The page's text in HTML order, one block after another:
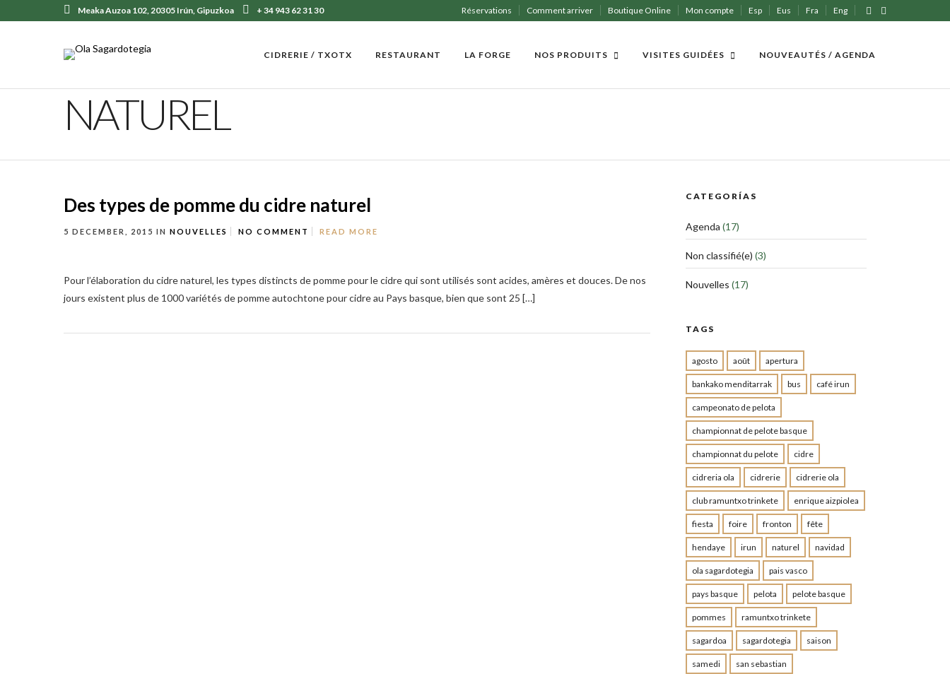
Réservations Comment arriver Boutique Online Mon compte Esp Eus Fra Eng
Meaka Auzoa 102, 20305 Irún, Gipuzkoa + 34 943 62 31 30
CIDRERIE / TXOTX RESTAURANT LA FORGE NOS PRODUITS VISITES GUIDÉES NOUVEAUTÉS / AGENDA
NATUREL
Des types de pomme du cidre naturel
5 DECEMBER, 2015 IN NOUVELLES NO COMMENT READ MORE
Pour l’élaboration du cidre naturel, les types distincts de pomme pour le cidre qui sont utilisés sont acides, amères et douces. De nos
jours existent plus de 1000 variétés de pomme autochtone pour cidre au Pays basque, bien que sont 25 […]
CATEGORÍAS
Agenda (17)
Non classifié(e) (3)
Nouvelles (17)
TAGS
agosto août apertura
bankako menditarrak bus café irun
campeonato de pelota
championnat de pelote basque
championnat du pelote cidre
cidreria ola cidrerie cidrerie ola
club ramuntxo trinkete enrique aizpiolea
fiesta foire fronton fête
hendaye irun naturel navidad
ola sagardotegia pais vasco
pays basque pelota pelote basque
pommes ramuntxo trinkete
sagardoa sagardotegia saison
samedi san sebastian